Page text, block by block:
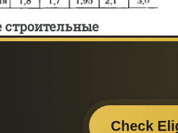
и требования к
с друзьями: